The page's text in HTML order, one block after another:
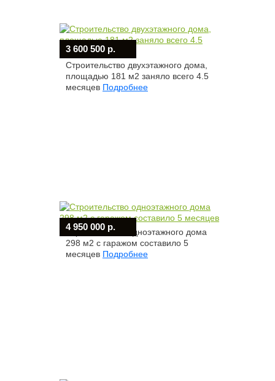
3 600 500 р.
Строительство двухэтажного дома,
площадью 181 м2 заняло всего 4.5
месяцев Подробнее
4 950 000 р.
Строительство одноэтажного дома
298 м2 с гаражом составило 5
месяцев Подробнее